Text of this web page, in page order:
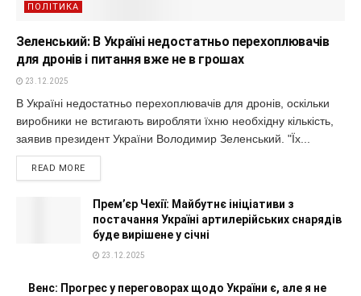
ПОЛІТИКА
Зеленський: В Україні недостатньо перехоплювачів
для дронів і питання вже не в грошах
23.12.2025
В Україні недостатньо перехоплювачів для дронів, оскільки
виробники не встигають виробляти їхню необхідну кількість,
заявив президент України Володимир Зеленський. "Їх...
READ MORE
Прем’єр Чехії: Майбутнє ініціативи з
постачання Україні артилерійських снарядів
буде вирішене у січні
23.12.2025
Венс: Прогрес у переговорах щодо України є, але я не